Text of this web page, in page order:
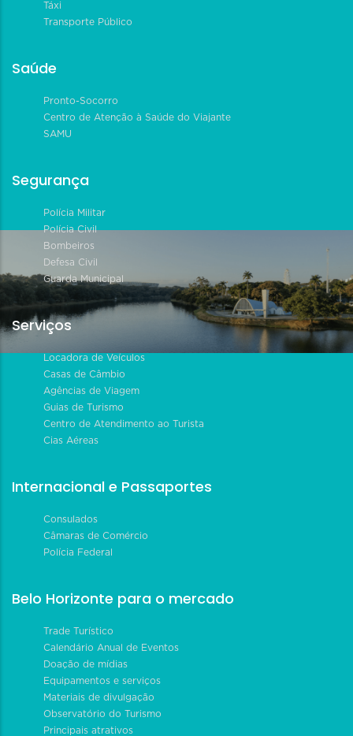
Táxi
Transporte Público
Saúde
Pronto-Socorro
Centro de Atenção à Saúde do Viajante
SAMU
Segurança
Polícia Militar
Polícia Civil
Bombeiros
Defesa Civil
Guarda Municipal
Serviços
Locadora de Veículos
Casas de Câmbio
Agências de Viagem
Guias de Turismo
Centro de Atendimento ao Turista
Cias Aéreas
Internacional e Passaportes
Consulados
Câmaras de Comércio
Polícia Federal
Belo Horizonte para o mercado
Trade Turístico
Calendário Anual de Eventos
Doação de mídias
Equipamentos e serviços
Materiais de divulgação
Observatório do Turismo
Principais atrativos